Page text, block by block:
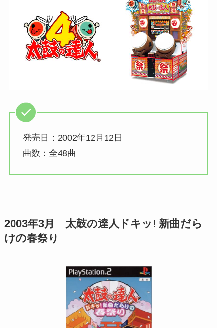
発売日：2002年12月12日
曲数：全48曲
2003年3月 太鼓の達人 ドキッ! 新曲だら
けの春祭り